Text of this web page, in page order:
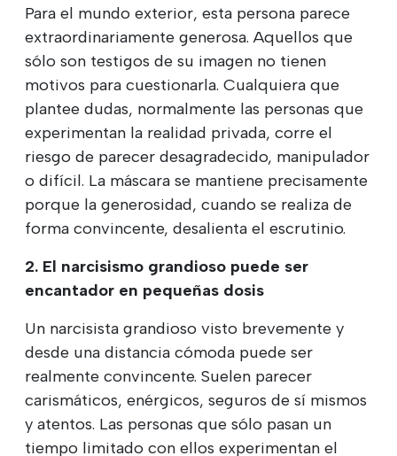
Para el mundo exterior, esta persona parece
extraordinariamente generosa. Aquellos que
sólo son testigos de su imagen no tienen
motivos para cuestionarla. Cualquiera que
plantee dudas, normalmente las personas que
experimentan la realidad privada, corre el
riesgo de parecer desagradecido, manipulador
o difícil. La máscara se mantiene precisamente
porque la generosidad, cuando se realiza de
forma convincente, desalienta el escrutinio.
2. El narcisismo grandioso puede ser
encantador en pequeñas dosis
Un narcisista grandioso visto brevemente y
desde una distancia cómoda puede ser
realmente convincente. Suelen parecer
carismáticos, enérgicos, seguros de sí mismos
y atentos. Las personas que sólo pasan un
tiempo limitado con ellos experimentan el